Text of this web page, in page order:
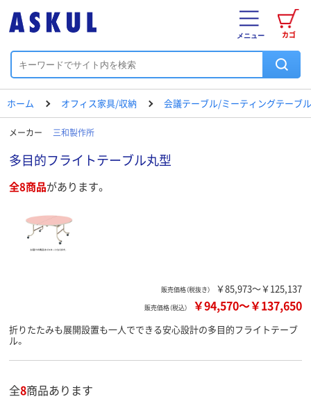
カゴ
メニュー
ホーム オフィス家具/収納 会議テーブル/ミーティングテーブル
メーカー 三和製作所
多目的フライトテーブル丸型
全8商品があります。
販売価格（税抜き） ￥85,973～￥125,137
販売価格（税込） ￥94,570～￥137,650
折りたたみも展開設置も一人でできる安心設計の多目的フライトテーブ
ル。
全8商品あります